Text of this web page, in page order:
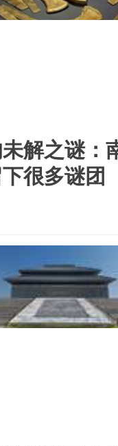
解之谜：
很多谜团